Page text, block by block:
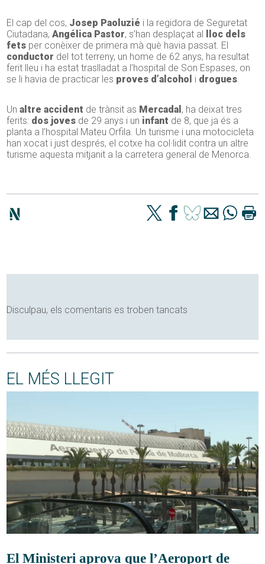
El cap del cos, Josep Paoluzié i la regidora de Seguretat
Ciutadana,Angélica Pastor, s’han desplaçat al
lloc dels
fets per conèixer de primera mà què havia passat. El
conductor del tot terreny, un home de 62 anys, ha resultat
ferit lleu i ha estat traslladat a l’hospital de Son Espases, on
se li havia de practicar les proves d’alcohol i drogues.
Unaltre accident de trànsit as Mercadal , ha deixat tres
ferits: dos joves de 29 anys i un infant de 8, que ja és a
planta a l’hospital Mateu Orfila. Un turisme i una motocicleta
han xocat i just després, el cotxe ha col·lidit contra un altre
turisme aquesta mitjanit a la carretera general de Menorca.
Disculpau, els comentaris es troben tancats
EL MÉS LLEGIT
El Ministeri aprova que l’Aeroport de